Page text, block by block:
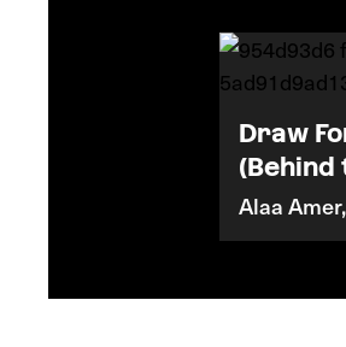
Draw
(Behind
Alaa